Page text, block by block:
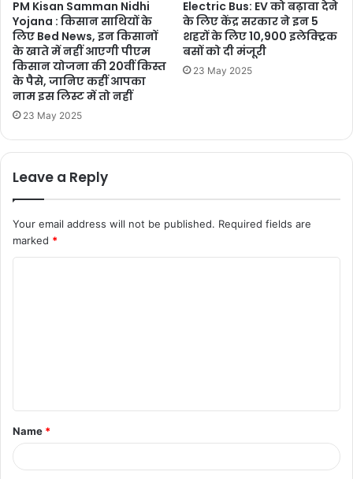
PM Kisan Samman Nidhi
Yojana : किसान साथियों के
लिए Bed News, इन किसानों
के खाते में नहीं आएगी पीएम
किसान योजना की 20वीं किस्त
के पैसे, जानिए कहीं आपका
नाम इस लिस्ट में तो नहीं
23 May 2025
Electric Bus: EV को बढ़ावा देने
के लिए केंद्र सरकार ने इन 5
शहरों के लिए 10,900 इलेक्ट्रिक
बसों को दी मंजूरी
23 May 2025
Leave a Reply
Your email address will not be published. Required fields are
marked *
t
*
Name *